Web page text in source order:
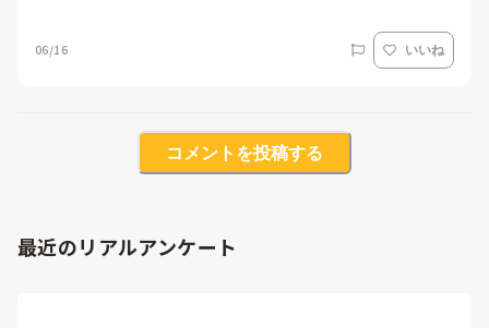
06/16 いいね
コメントを投稿する
最近のリアルアンケート